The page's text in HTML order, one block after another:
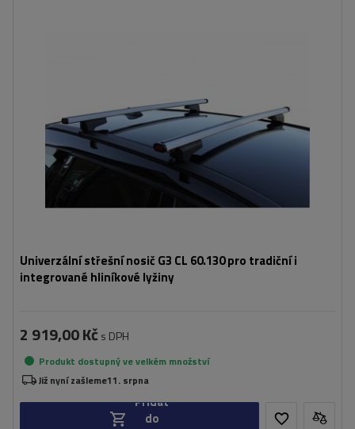
Univerzální střešní nosič G3 CL 60.130 pro tradiční i
integrované hliníkové lyžiny
2 919,00 Kč s DPH
Produkt dostupný ve velkém množství
Již nyní zašleme11. srpna
Přidat
do